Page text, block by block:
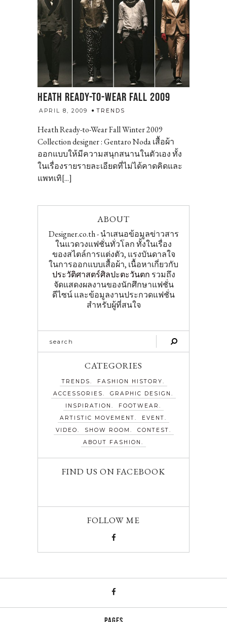
HEATH READY-TO-WEAR FALL 2009
APRIL 8, 2009 TRENDS
Heath Ready-to-Wear Fall Winter 2009
Collection designer : Gentaro Noda เสื้อผ้า
ออกแบบให้มีความสนุกสนานในตัวเอง ทั้ง
ในเรื่องรายรายละเอียดที่ไม่ได้คาดคิดและ
แพทเทิ[...]
ABOUT
Designer.co.th - นำเสนอข้อมูลข่าวสาร
ในแวดวงแฟชั่นทั่วโลก ทั้งในเรื่อง
ของสไตล์การแต่งตัว, แรงบันดาลใจ
ในการออกแบบเสื้อผ้า, เนื้อหาเกี่ยวกับ
ประวัติศาสตร์ศิลปะตะวันตก รวมถึง
จัดแสดงผลงานของนักศึกษาแฟชั่น
ดีไซน์ และข้อมูลงานประกวดแฟชั่น
สำหรับผู้ที่สนใจ
CATEGORIES
TRENDS
FASHION HISTORY
ACCESSORIES
GRAPHIC DESIGN
INSPIRATION
FOOTWEAR
ARTISTIC MOVEMENT
EVENT
VIDEO
SHOW ROOM
CONTEST
ABOUT FASHION
FIND US ON FACEBOOK
FOLLOW ME